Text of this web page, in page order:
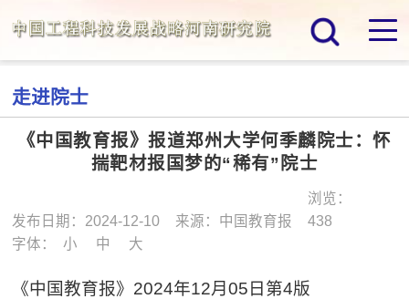
走进院士
《中国教育报》报道郑州大学何季麟院士：怀
揣靶材报国梦的“稀有”院士
发布日期：2024-12-10 来源：中国教育报
浏览：
438
字体：
小 中 大
《中国教育报》2024年12月05日第4版